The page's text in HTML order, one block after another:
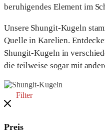
beruhigendes Element im
Unsere Shungit-Kugeln
Quelle in Karelien.
Shungit-Kugeln in
die teilweise sogar mit
Filter
Preis